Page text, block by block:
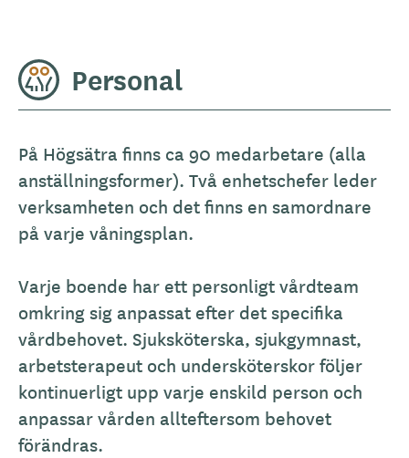
Personal
På Högsätra finns ca 90 medarbetare (alla
anställningsformer). Två enhetschefer leder
verksamheten och det finns en samordnare
på varje våningsplan.
Varje boende har ett personligt vårdteam
omkring sig anpassat efter det specifika
vårdbehovet. Sjuksköterska, sjukgymnast,
arbetsterapeut och undersköterskor följer
kontinuerligt upp varje enskild person och
anpassar vården allteftersom behovet
förändras.